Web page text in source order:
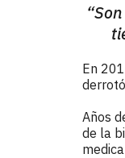
En
Años
de la